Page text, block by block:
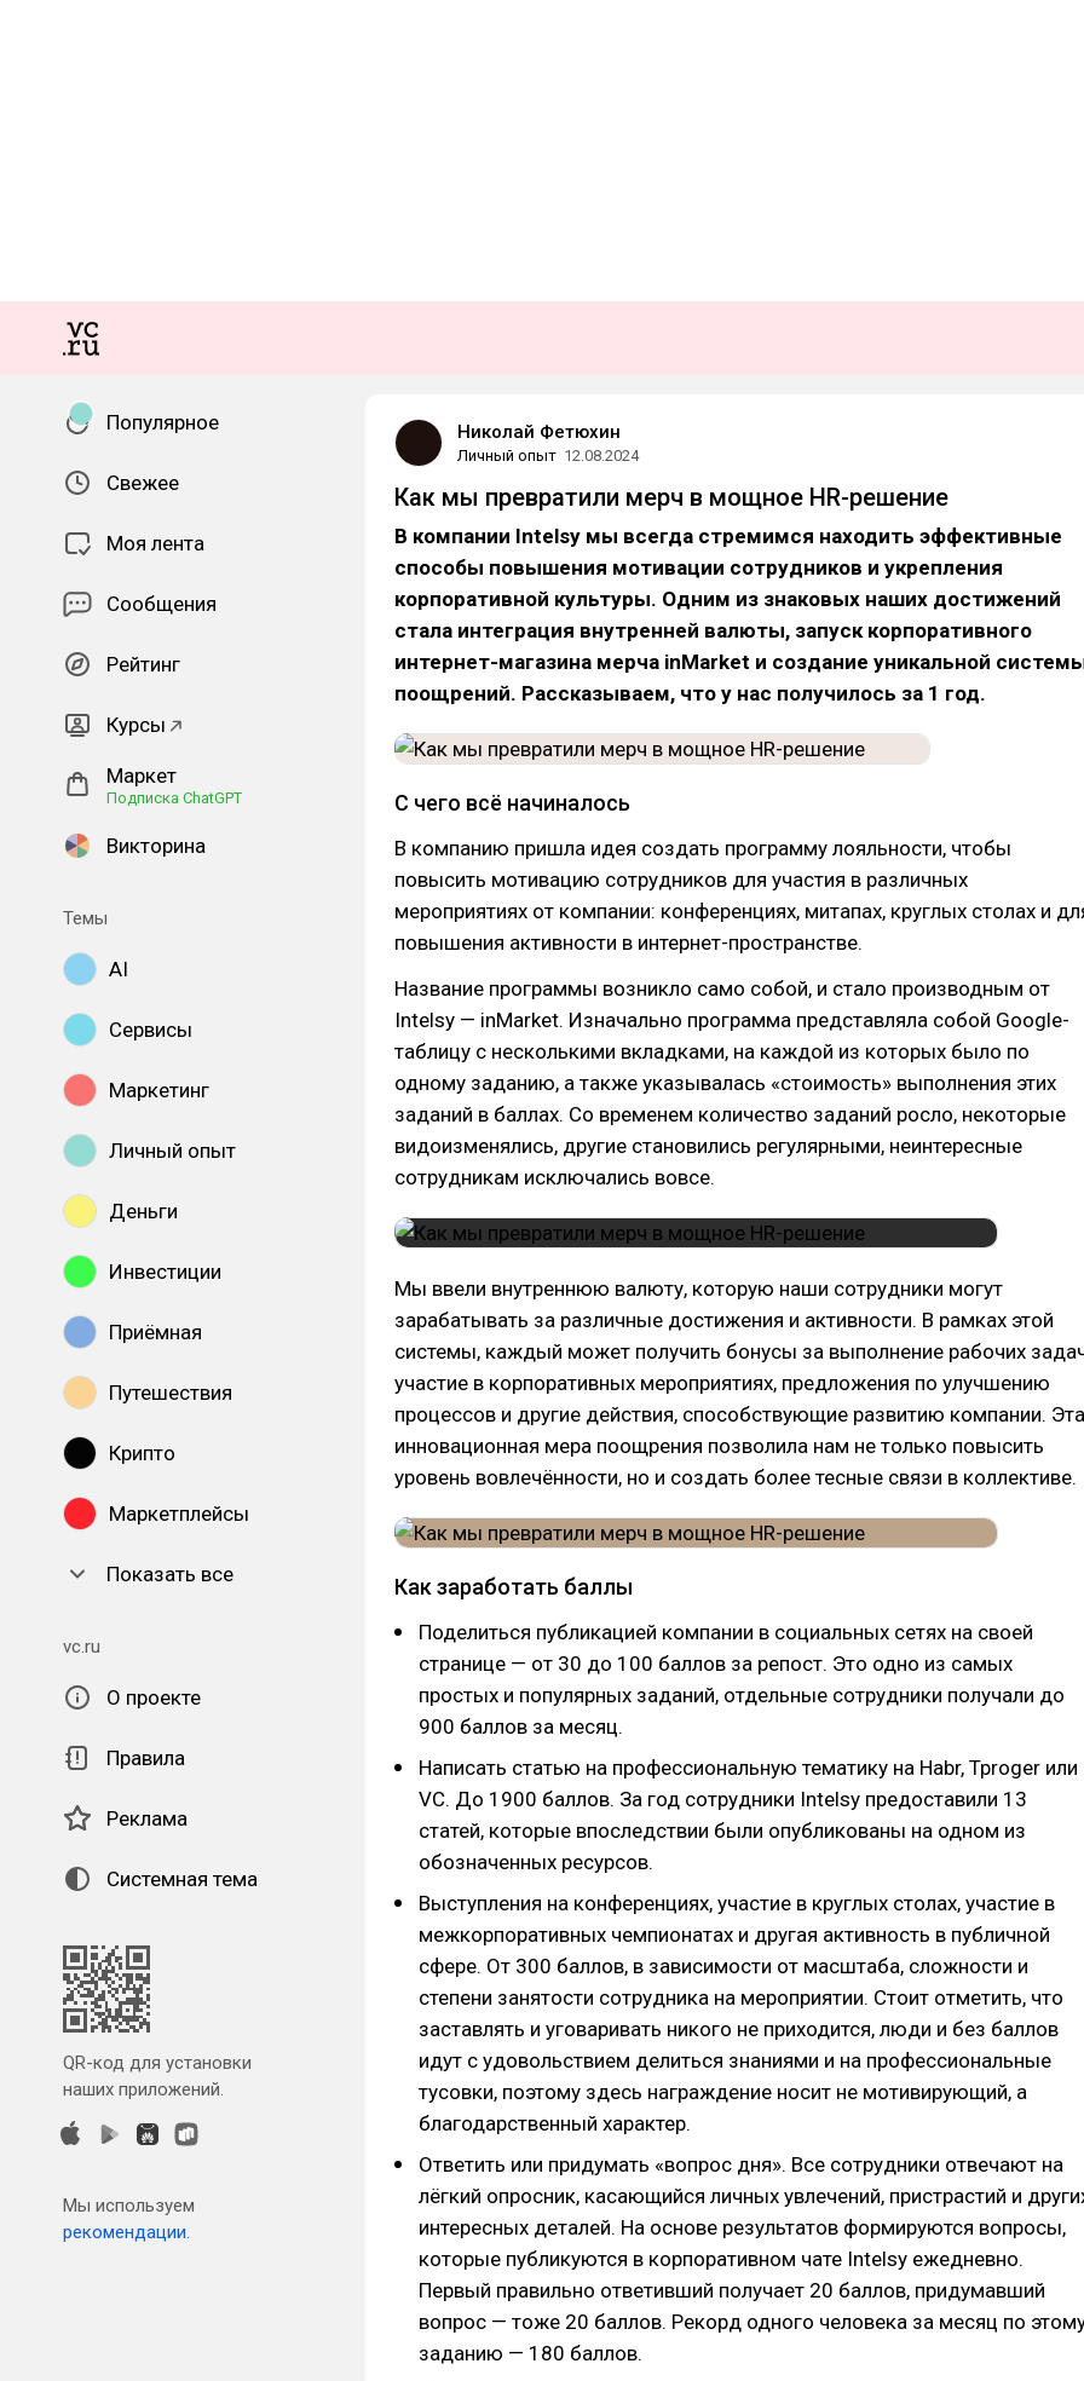
Популярное
Свежее
Моя лента
Сообщения
Рейтинг
Курсы
Маркет
Подписка ChatGPT
Викторина
Темы
AI
Сервисы
Маркетинг
Личный опыт
Деньги
Инвестиции
Приёмная
Путешествия
Крипто
Маркетплейсы
Показать все
vc.ru
О проекте
Правила
Реклама
Системная тема
QR-код для установки
наших приложений.
Мы используем
рекомендации.
Николай Фетюхин
Личный опыт 12.08.2024
Как мы превратили мерч в мощное HR-решение
В компании Intelsy мы всегда стремимся находить эффективные
способы повышения мотивации сотрудников и укрепления
корпоративной культуры. Одним из знаковых наших достижений
стала интеграция внутренней валюты, запуск корпоративного
интернет-магазина мерча inMarket и создание уникальной
поощрений. Рассказываем, что у нас получилось за 1 год.
С чего всё начиналось
В компанию пришла идея создать программу лояльности, чтобы
повысить мотивацию сотрудников для участия в различных
мероприятиях от компании: конференциях, митапах, круглых столах и
повышения активности в интернет-пространстве.
Название программы возникло само собой, и стало производным от
Intelsy — inMarket. Изначально программа представляла собой Google-
таблицу с несколькими вкладками, на каждой из которых было по
одному заданию, а также указывалась «стоимость» выполнения этих
заданий в баллах. Со временем количество заданий росло, некоторые
видоизменялись, другие становились регулярными, неинтересные
сотрудникам исключались вовсе.
Мы ввели внутреннюю валюту, которую наши сотрудники могут
зарабатывать за различные достижения и активности. В рамках этой
системы, каждый может получить бонусы за выполнение рабочих
участие в корпоративных мероприятиях, предложения по улучшению
процессов и другие действия, способствующие развитию компании. Эта
инновационная мера поощрения позволила нам не только повысить
уровень вовлечённости, но и создать более тесные связи в коллективе.
Как заработать баллы
Поделиться публикацией компании в социальных сетях на своей
странице — от 30 до 100 баллов за репост. Это одно из самых
простых и популярных заданий, отдельные сотрудники получали до
900 баллов за месяц.
Написать статью на профессиональную тематику на Habr, Tproger или
VC. До 1900 баллов. За год сотрудники Intelsy предоставили 13
статей, которые впоследствии были опубликованы на одном из
обозначенных ресурсов.
Выступления на конференциях, участие в круглых столах, участие в
межкорпоративных чемпионатах и другая активность в публичной
сфере. От 300 баллов, в зависимости от масштаба, сложности и
степени занятости сотрудника на мероприятии. Стоит отметить, что
заставлять и уговаривать никого не приходится, люди и без баллов
идут с удовольствием делиться знаниями и на профессиональные
тусовки, поэтому здесь награждение носит не мотивирующий, а
благодарственный характер.
Ответить или придумать «вопрос дня». Все сотрудники отвечают на
лёгкий опросник, касающийся личных увлечений, пристрастий и
интересных деталей. На основе результатов формируются вопросы,
которые публикуются в корпоративном чате Intelsy ежедневно.
Первый правильно ответивший получает 20 баллов, придумавший
вопрос — тоже 20 баллов. Рекорд одного человека за месяц по
заданию — 180 баллов.